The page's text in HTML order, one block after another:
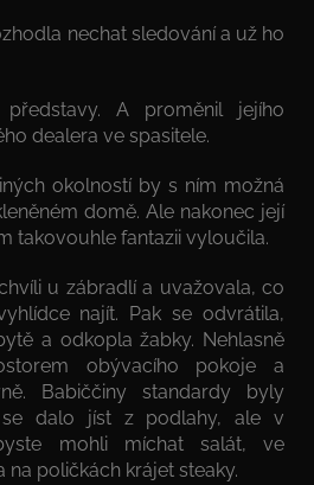
nechat sledování a už ho
A proměnil jejího
dealera ve spasitele.
okolností by s ním možná
domě. Ale nakonec její
takovouhle fantazii vyloučila.
u zábradlí a uvažovala, co
najít. Pak se odvrátila,
a odkopla žabky. Nehlasně
obývacího pokoje a
Babiččiny standardy byly
se dalo jíst z podlahy, ale v
mohli míchat salát, ve
na poličkách krájet steaky.